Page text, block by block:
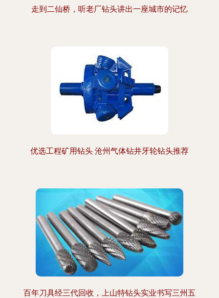
走到二仙桥，听老厂钻头讲出一座城市的记忆
优选工程矿用钻头 沧州气体钻井牙轮钻头推荐
百年刀具经三代回收，上山特钻头实业书写三州五